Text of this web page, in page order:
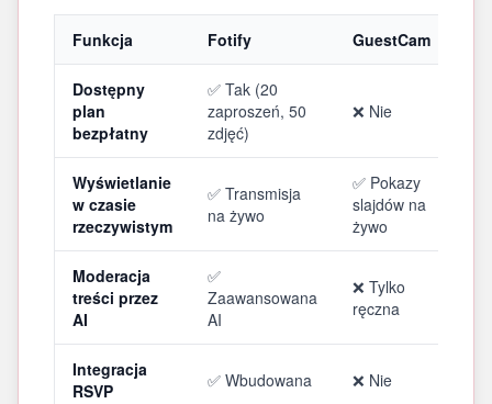
Funkcja Fotify GuestCam
Dostępny
plan
bezpłatny
✅ Tak (20
zaproszeń, 50
zdjęć)
❌ Nie
Wyświetlanie
w czasie
rzeczywistym
✅ Transmisja
na żywo
✅ Pokazy
slajdów na
żywo
Moderacja
treści przez
AI
✅
Zaawansowana
AI
❌ Tylko
ręczna
Integracja
RSVP
✅ Wbudowana ❌ Nie